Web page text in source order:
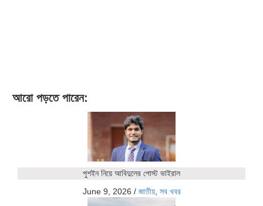
আরো পড়তে পারেন:
পুশইন নিয়ে আবিদুলের পোস্ট ভাইরাল
June 9, 2026 / জাতীয়, সব খবর